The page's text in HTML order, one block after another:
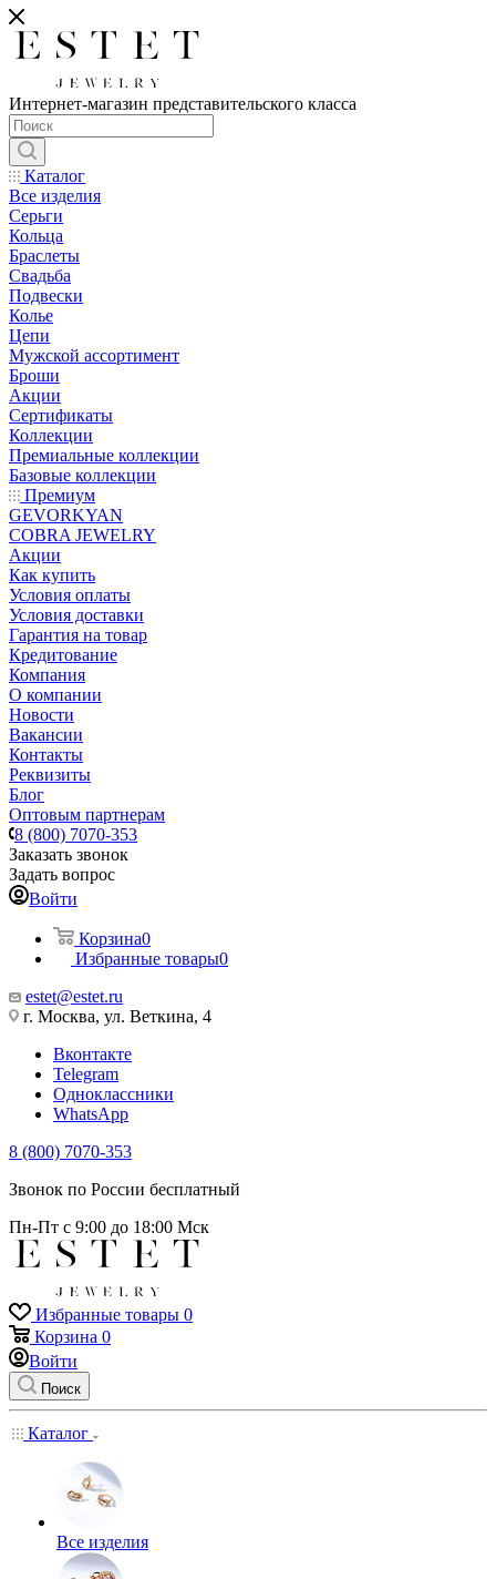
Интернет-магазин представительского класса
Каталог
Все изделия
Серьги
Кольца
Браслеты
Свадьба
Подвески
Колье
Цепи
Мужской ассортимент
Броши
Акции
Сертификаты
Коллекции
Премиальные коллекции
Базовые коллекции
Премиум
GEVORKYAN
COBRA JEWELRY
Акции
Как купить
Условия оплаты
Условия доставки
Гарантия на товар
Кредитование
Компания
О компании
Новости
Вакансии
Контакты
Реквизиты
Блог
Оптовым партнерам
8 (800) 7070-353
Заказать звонок
Задать вопрос
Войти
Корзина0
Избранные товары0
estet@estet.ru
г. Москва, ул. Веткина, 4
Вконтакте
Telegram
Одноклассники
WhatsApp
8 (800) 7070-353
Звонок по России бесплатный
Пн-Пт с 9:00 до 18:00 Мск
Избранные товары 0
Корзина 0
Войти
Поиск
Каталог
Все изделия